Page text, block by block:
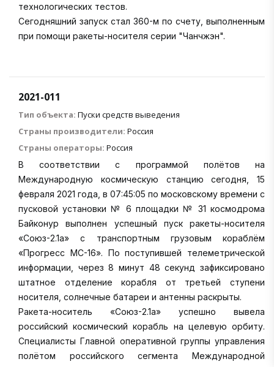
технологических тестов.
Сегодняшний запуск стал 360-м по счету, выполненным
при помощи ракеты-носителя серии "Чанчжэн".
2021-011
Тип объекта: Пуски средств выведения
Страны производители: Россия
Страны операторы: Россия
В соответствии с программой полётов на
Международную космическую станцию сегодня, 15
февраля 2021 года, в 07:45:05 по московскому времени с
пусковой установки № 6 площадки № 31 космодрома
Байконур выполнен успешный пуск ракеты-носителя
«Союз-2.1а» с транспортным грузовым кораблём
«Прогресс МС-16». По поступившей телеметрической
информации, через 8 минут 48 секунд зафиксировано
штатное отделение корабля от третьей ступени
носителя, солнечные батареи и антенны раскрыты.
Ракета-носитель «Союз-2.1а» успешно вывела
российский космический корабль на целевую орбиту.
Специалисты Главной оперативной группы управления
полётом российского сегмента Международной